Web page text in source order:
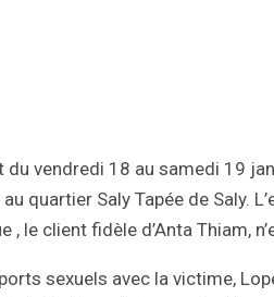
du vendredi 18 au samedi 19
quartier Saly Tapée de Saly.
le client fidèle d’Anta Thiam,
sexuels avec la victime,